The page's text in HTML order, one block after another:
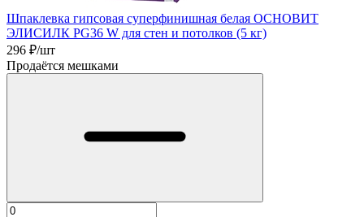
Шпаклевка гипсовая суперфинишная белая ОСНОВИТ
ЭЛИСИЛК PG36 W для стен и потолков (5 кг)
296 ₽/шт
Продаётся мешками